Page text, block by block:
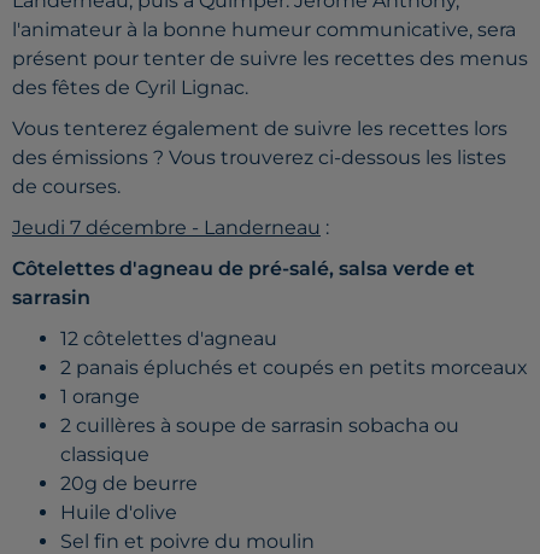
l'animateur à la bonne humeur communicative, sera
présent pour tenter de suivre les recettes des menus
des fêtes de Cyril Lignac.
Vous tenterez également de suivre les recettes lors
des émissions ? Vous trouverez ci-dessous les listes
de courses.
Jeudi 7 décembre - Landerneau :
Côtelettes d'agneau de pré-salé, salsa verde et
sarrasin
12 côtelettes d'agneau
2 panais épluchés et coupés en petits morceaux
1 orange
2 cuillères à soupe de sarrasin sobacha ou
classique
20g de beurre
Huile d'olive
Sel fin et poivre du moulin